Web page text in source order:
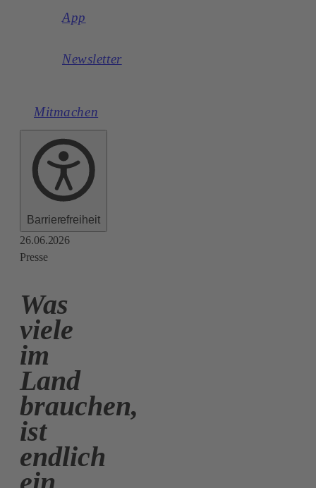
App
Newsletter
Mitmachen
Barrierefreiheit
26.06.2026
Presse
Was
viele
im
Land
brauchen,
ist
endlich